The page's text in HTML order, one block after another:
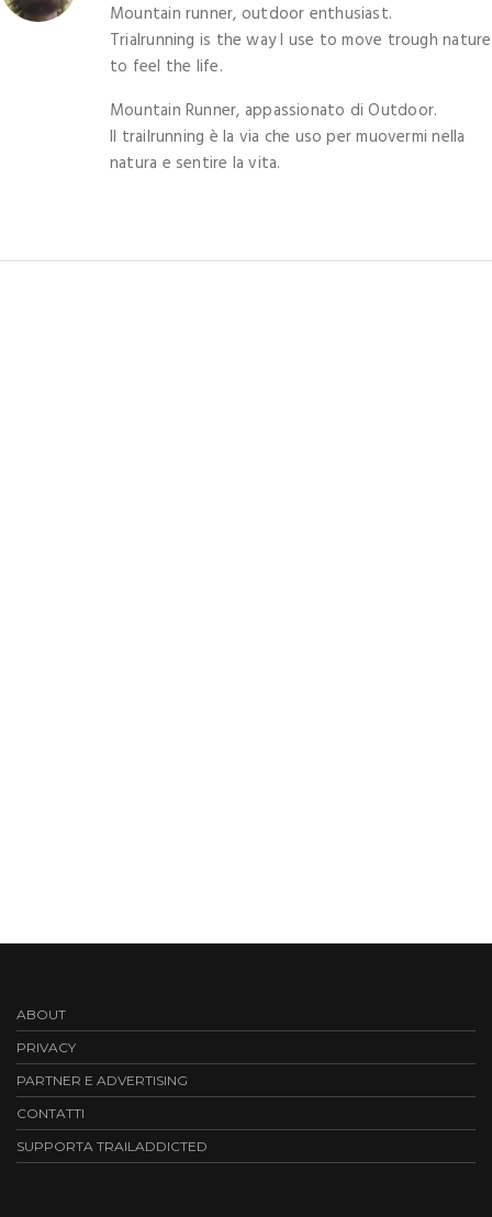
Mountain runner, outdoor enthusiast.
Trialrunning is the way I use to move trough nature
to feel the life.
Mountain Runner, appassionato di Outdoor.
Il trailrunning è la via che uso per muovermi nella
natura e sentire la vita.
ABOUT
PRIVACY
PARTNER E ADVERTISING
CONTATTI
SUPPORTA TRAILADDICTED